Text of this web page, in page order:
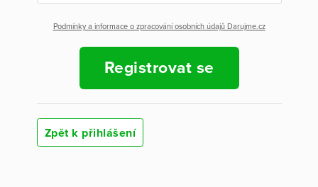
Podmínky a informace o zpracování osobních údajů Darujme.cz
Registrovat se
Zpět k přihlášení